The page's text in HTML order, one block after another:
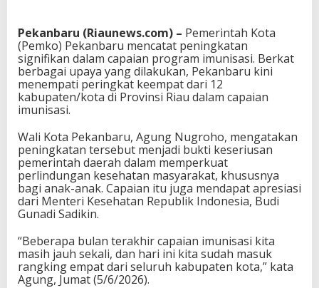
Pekanbaru (Riaunews.com) – Pemerintah Kota
(Pemko) Pekanbaru mencatat peningkatan
signifikan dalam capaian program imunisasi. Berkat
berbagai upaya yang dilakukan, Pekanbaru kini
menempati peringkat keempat dari 12
kabupaten/kota di Provinsi Riau dalam capaian
imunisasi.
Wali Kota Pekanbaru, Agung Nugroho, mengatakan
peningkatan tersebut menjadi bukti keseriusan
pemerintah daerah dalam memperkuat
perlindungan kesehatan masyarakat, khususnya
bagi anak-anak. Capaian itu juga mendapat apresiasi
dari Menteri Kesehatan Republik Indonesia, Budi
Gunadi Sadikin.
“Beberapa bulan terakhir capaian imunisasi kita
masih jauh sekali, dan hari ini kita sudah masuk
rangking empat dari seluruh kabupaten kota,” kata
Agung, Jumat (5/6/2026).